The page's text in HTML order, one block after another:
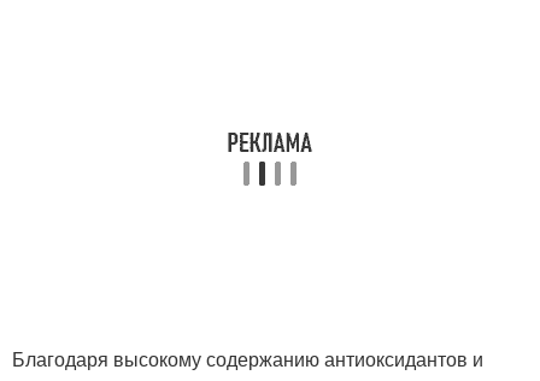
Благодаря высокому содержанию антиоксидантов и